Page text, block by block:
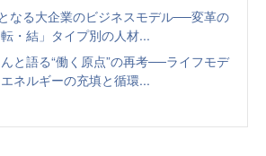
なる大企業のビジネスモデル──変革の
・結」タイプ別の人材...
と語る“働く原点”の再考──ライフモデ
ネルギーの充填と循環...